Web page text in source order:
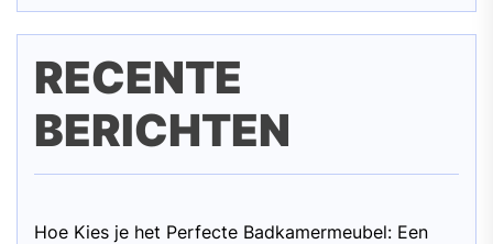
RECENTE
BERICHTEN
Hoe Kies je het Perfecte Badkamermeubel: Een